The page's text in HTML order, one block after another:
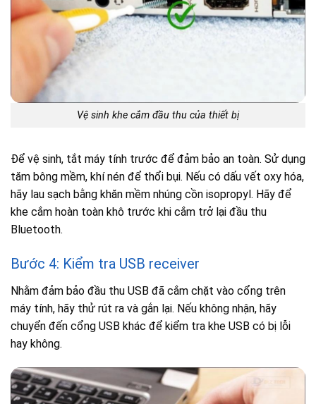
Vệ sinh khe cắm đầu thu của thiết bị
Để vệ sinh, tắt máy tính trước để đảm bảo an toàn. Sử dụng
tăm bông mềm, khí nén để thổi bụi. Nếu có dấu vết oxy hóa,
hãy lau sạch bằng khăn mềm nhúng cồn isopropyl. Hãy để
khe cắm hoàn toàn khô trước khi cắm trở lại đầu thu
Bluetooth.
Bước 4: Kiểm tra USB receiver
Nhằm đảm bảo đầu thu USB đã cắm chặt vào cổng trên
máy tính, hãy thử rút ra và gắn lại. Nếu không nhận, hãy
chuyển đến cổng USB khác để kiểm tra khe USB có bị lỗi
hay không.